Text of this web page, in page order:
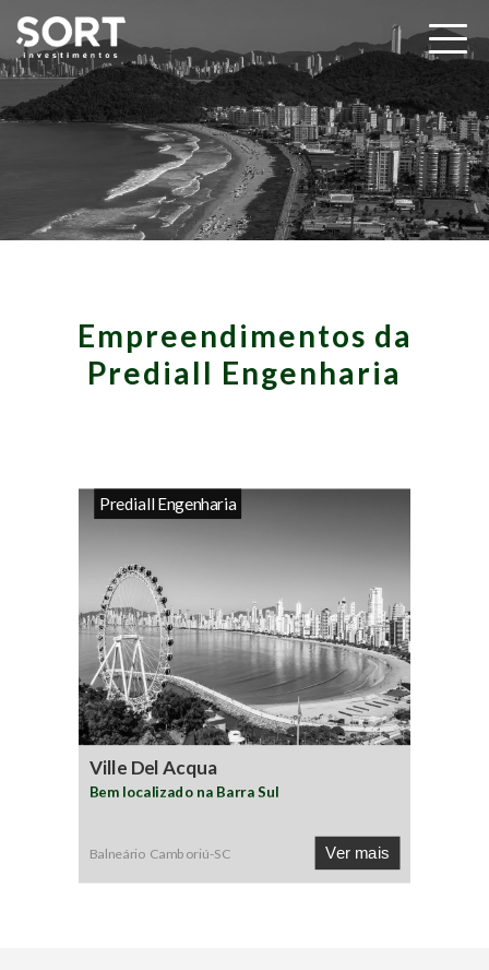
Empreendimentos da
Prediall Engenharia
Prediall Engenharia
Ville Del Acqua
Bem localizado na Barra Sul
Balneário Camboriú-SC Ver mais